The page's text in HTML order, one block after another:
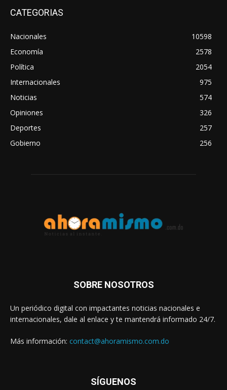
CATEGORIAS
Nacionales
10598
Economía
2578
Política
2054
Internacionales
975
Noticias
574
Opiniones
326
Deportes
257
Gobierno
256
SOBRE NOSOTROS
Un periódico digital con impactantes noticias nacionales e
internacionales, dale al enlace y te mantendrá informado 24/7.
Más información: contact@ahoramismo.com.do
SÍGUENOS